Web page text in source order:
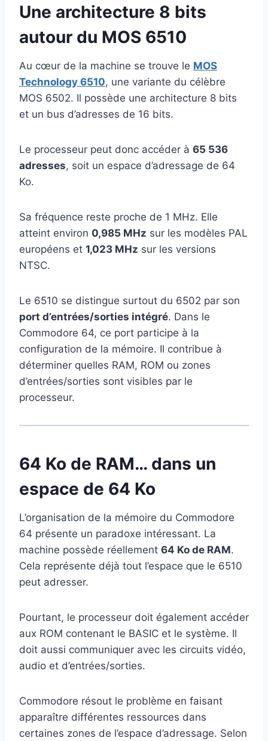
Une architecture 8 bits
autour du MOS 6510
Au cœur de la machine se trouve le MOS
Technology 6510, une variante du célèbre
MOS 6502. Il possède une architecture 8 bits
et un bus d’adresses de 16 bits.
Le processeur peut donc accéder à 65 536
adresses, soit un espace d’adressage de 64
Ko.
Sa fréquence reste proche de 1 MHz. Elle
atteint environ 0,985 MHz sur les modèles PAL
européens et 1,023 MHz sur les versions
NTSC.
Le 6510 se distingue surtout du 6502 par son
port d’entrées/sorties intégré. Dans le
Commodore 64, ce port participe à la
configuration de la mémoire. Il contribue à
déterminer quelles RAM, ROM ou zones
d’entrées/sorties sont visibles par le
processeur.
64 Ko de RAM… dans un
espace de 64 Ko
L’organisation de la mémoire du Commodore
64 présente un paradoxe intéressant. La
machine possède réellement 64 Ko de RAM.
Cela représente déjà tout l’espace que le 6510
peut adresser.
Pourtant, le processeur doit également accéder
aux ROM contenant le BASIC et le système. Il
doit aussi communiquer avec les circuits vidéo,
audio et d’entrées/sorties.
Commodore résout le problème en faisant
apparaître différentes ressources dans
certaines zones de l’espace d’adressage. Selon